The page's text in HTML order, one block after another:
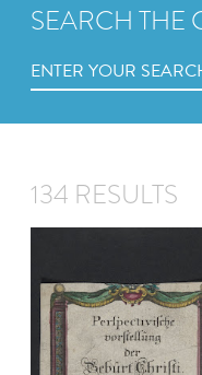
SEARCH THE
134 RESULTS